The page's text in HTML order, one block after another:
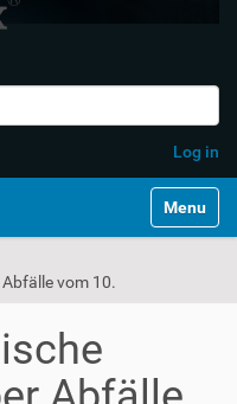
Log in
Toggle